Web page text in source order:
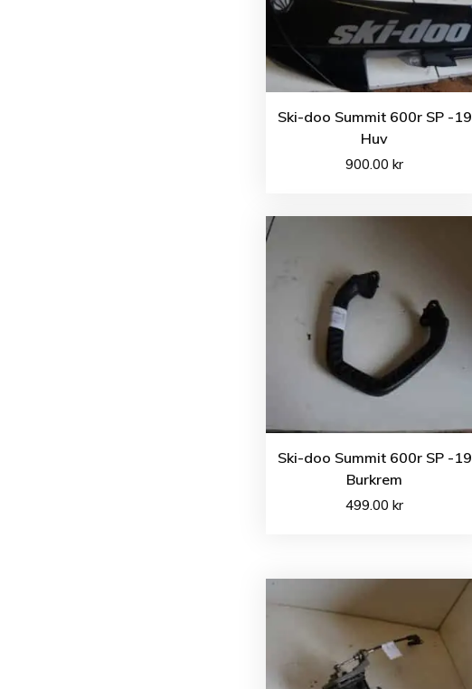
Ski-doo Summit 600r SP -19
Huv
900.00kr
Ski-doo Summit 600r SP -19
Burkrem
499.00kr